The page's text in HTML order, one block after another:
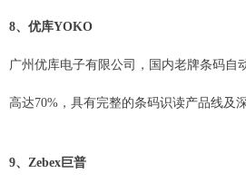
8、优库YOKO
广州优库电子有限公司，国内老牌条码自
高达70%，具有完整的条码识读产品线及
9、Zebex巨普